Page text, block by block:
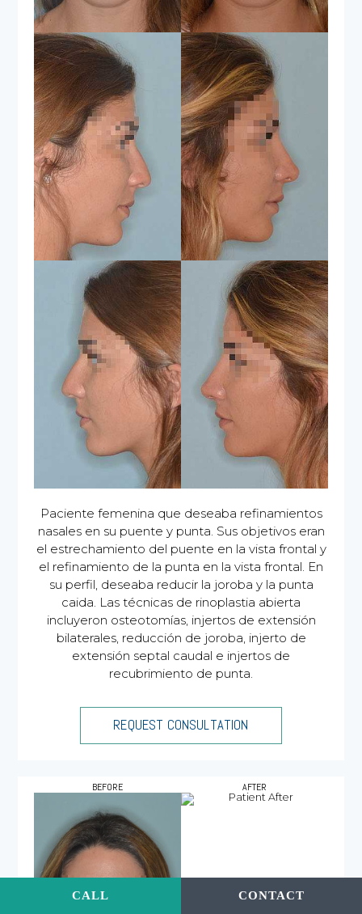
Paciente femenina que deseaba refinamientos
nasales en su puente y punta. Sus objetivos eran
el estrechamiento del puente en la vista frontal y
el refinamiento de la punta en la vista frontal. En
su perfil, deseaba reducir la joroba y la punta
caida. Las técnicas de rinoplastia abierta
incluyeron osteotomías, injertos de extensión
bilaterales, reducción de joroba, injerto de
extensión septal caudal e injertos de
recubrimiento de punta.
REQUEST CONSULTATION
CONTACT
CALL